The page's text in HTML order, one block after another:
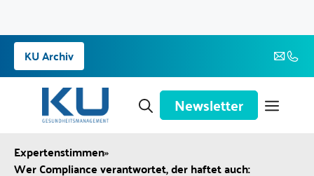
Zum
Inhalt
springen
KU Archiv
Newsletter
Expertenstimmen»
Wer Compliance verantwortet, der haftet auch: